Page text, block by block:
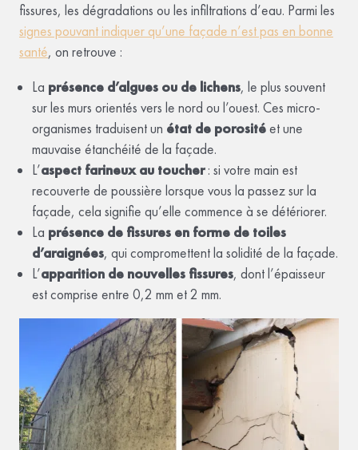
fissures, les dégradations ou les infiltrations d’eau. Parmi les
signes pouvant indiquer qu’une façade n’est pas en bonne
santé, on retrouve :
La présence d’algues ou de lichens, le plus souvent
sur les murs orientés vers le nord ou l’ouest. Ces micro-
organismes traduisent un état de porositéet une
mauvaise étanchéité de la façade.
L’aspect farineux au toucher: si votre main est
recouverte de poussière lorsque vous la passez sur la
façade, cela signifie qu’elle commence à se détériorer.
La présence de fissures en forme de toiles
d’araignées, qui compromettent la solidité de la façade.
L’apparition de nouvelles fissures, dont l’épaisseur
est comprise entre 0,2 mm et 2 mm.